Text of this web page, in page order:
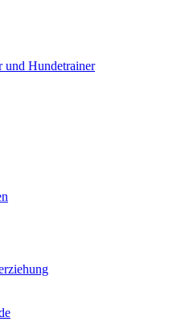
und Hundetrainer